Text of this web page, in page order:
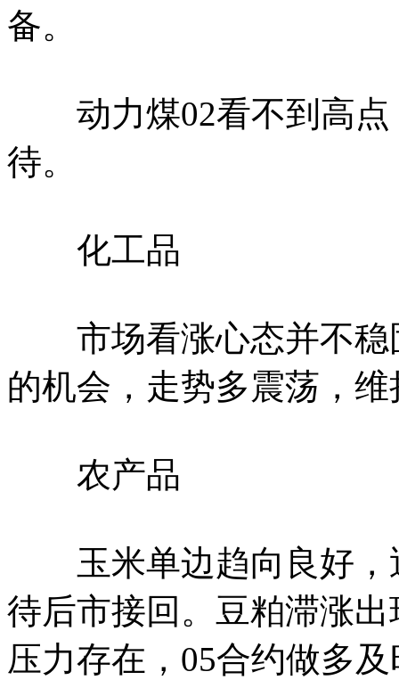
备。
动力煤02看不到高点
待。
化工品
市场看涨心态并不稳
的机会，走势多震荡，
农产品
玉米单边趋向良好，
待后市接回。豆粕滞涨
压力存在，05合约做多